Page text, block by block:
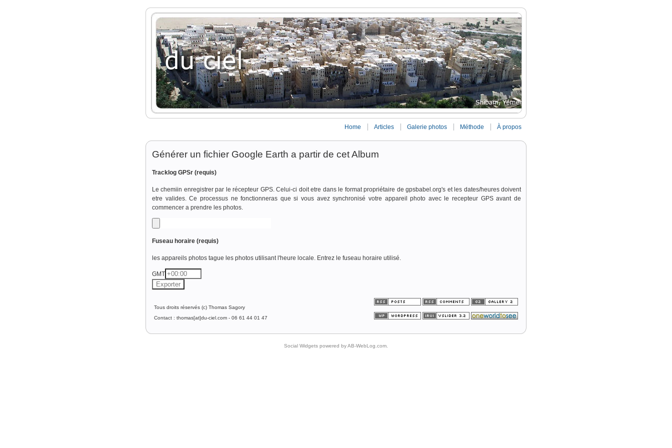
Home Articles Galerie photos Méthode À propos
Générer un fichier Google Earth a partir de cet Album
Tracklog GPSr (requis)
Le chemiin enregistrer par le récepteur GPS. Celui-ci doit etre dans le format propriétaire de gpsbabel.org's et les dates/heures doivent
etre valides. Ce processus ne fonctionneras que si vous avez synchronisé votre appareil photo avec le recepteur GPS avant de
commencer a prendre les photos.
Fuseau horaire (requis)
les appareils photos tague les photos utilisant l'heure locale. Entrez le fuseau horaire utilisé.
GMT
Tous droits réservés (c) Thomas Sagory
Contact : thomas[at]du-ciel.com - 06 61 44 01 47
Social Widgets powered byAB-WebLog.com